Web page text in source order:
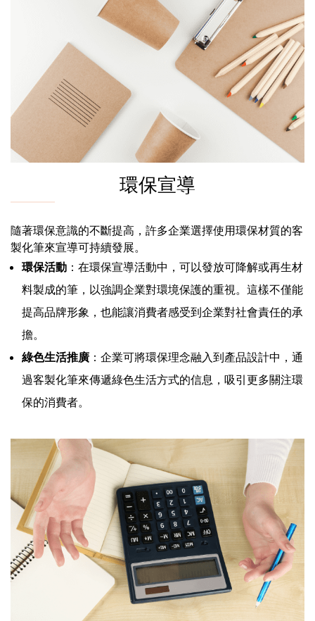
環保宣導
隨著環保意識的不斷提高，許多企業選擇使用環保材質的客
製化筆來宣導可持續發展。
環保活動 ：在環保宣導活動中，可以發放可降解或再生材
料製成的筆，以強調企業對環境保護的重視。這樣不僅能
提高品牌形象，也能讓消費者感受到企業對社會責任的承
擔。
綠色生活推廣 ：企業可將環保理念融入到產品設計中，通
過客製化筆來傳遞綠色生活方式的信息，吸引更多關注環
保的消費者。